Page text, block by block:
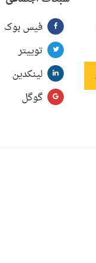
فیس بوک
توییتر
لینکدین
گوگل